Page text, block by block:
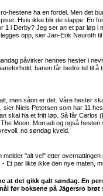
hestene ha en fordel. Men det
Hvis ikke blir de slappe. En
1 i Derby? Jeg ser an et par løp i
opp, sier Jan-Erik Neuroth
påvirker hennes hester i
banen får bedre tid til å
men sånn er det. Våre hester
Niels Petersen som har 11
skal ha et fritt løp. Så får Carlos
Moon, Morradi og også
no søndag kveld.
melder "alt vel" etter
Et par likte ikke den nye maten,
at det gikk galt søndag. En
før boksene på Jägersro brøt